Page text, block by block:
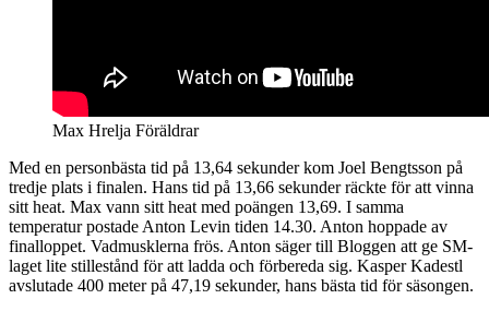
Max Hrelja Föräldrar
Med en personbästa tid på 13,64 sekunder kom Joel Bengtsson på
tredje plats i finalen. Hans tid på 13,66 sekunder räckte för att vinna
sitt heat. Max vann sitt heat med poängen 13,69. I samma
temperatur postade Anton Levin tiden 14.30. Anton hoppade av
finalloppet. Vadmusklerna frös. Anton säger till Bloggen att ge SM-
laget lite stillestånd för att ladda och förbereda sig. Kasper Kadestl
avslutade 400 meter på 47,19 sekunder, hans bästa tid för säsongen.